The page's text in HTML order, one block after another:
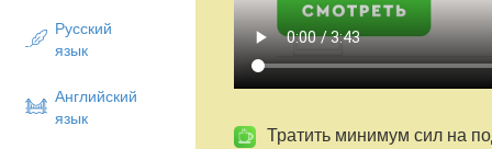
Русский
язык
Английский
язык
Тратить минимум сил на